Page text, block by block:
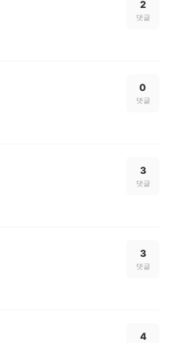
2
댓글
0
댓글
3
댓글
3
댓글
4